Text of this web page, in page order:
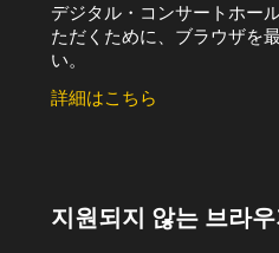
デジタル・コンサートホー
ただくために、ブラウザを
い。
詳細はこちら
지원되지 않는 브라